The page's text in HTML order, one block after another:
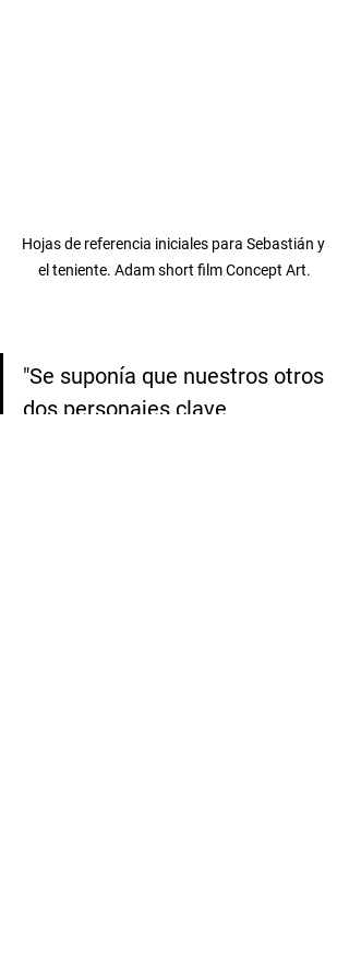
Hojas de referencia iniciales para Sebastián y
el teniente. Adam short film Concept Art.
"Se suponía que nuestros otros
dos personajes clave